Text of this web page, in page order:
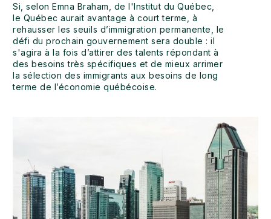
Si, selon Emna Braham, de l'Institut du Québec,
le Québec aurait avantage à court terme, à
rehausser les seuils d’immigration permanente, le
défi du prochain gouvernement sera double : il
s'agira à la fois d’attirer des talents répondant à
des besoins très spécifiques et de mieux arrimer
la sélection des immigrants aux besoins de long
terme de l’économie québécoise.